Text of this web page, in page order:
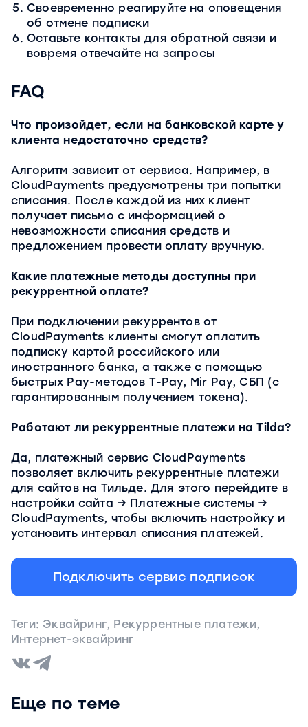
Своевременно реагируйте на оповещения
об отмене подписки
Оставьте контакты для обратной связи и
вовремя отвечайте на запросы
FAQ
Что произойдет, если на банковской карте у
клиента недостаточно средств?
Алгоритм зависит от сервиса. Например, в
CloudPayments предусмотрены три попытки
списания. После каждой из них клиент
получает письмо с информацией о
невозможности списания средств и
предложением провести оплату вручную.
Какие платежные методы доступны при
рекуррентной оплате?
При подключении рекуррентов от
CloudPayments клиенты смогут оплатить
подписку картой российского или
иностранного банка, а также с помощью
быстрых Pay-методов T-Pay, Mir Pay, СБП (с
гарантированным получением токена).
Работают ли рекуррентные платежи на Tilda?
Да, платежный сервис CloudPayments
позволяет включить рекуррентные платежи
для сайтов на Тильде. Для этого перейдите в
настройки сайта → Платежные системы →
CloudPayments, чтобы включить настройку и
установить интервал списания платежей.
Подключить сервис подписок
Теги: Эквайринг, Рекуррентные платежи,
Интернет-эквайринг
Еще по теме